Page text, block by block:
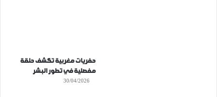
حفريات مغربية تكشف حلقة
مفصلية في تطور البشر
30/04/2026